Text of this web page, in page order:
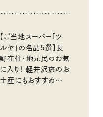
【ご当地スーパー「ツ
ルヤ」の名品5選】長
野在住・地元民のお気
に入り！ 軽井沢旅のお
土産にもおすすめのお